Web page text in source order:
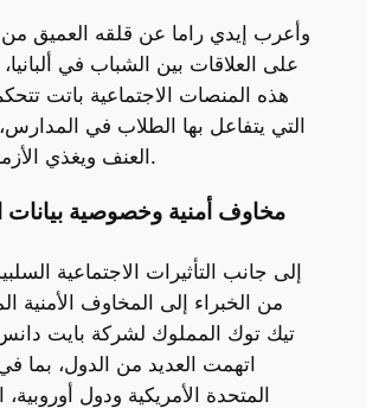
وأعرب إيدي راما عن قلقه العميق من
على العلاقات بين الشباب في
هذه المنصات الاجتماعية باتت
التي يتفاعل بها الطلاب في
العنف ويغذي الأزمات الاجتماعية.
مخاوف أمنية وخصوصية
إلى جانب التأثيرات الاجتماعية
من الخبراء إلى المخاوف الأمنية
تيك توك المملوك لشركة بايت
اتهمت العديد من الدول، بما
المتحدة الأمريكية ودول أوروبية،